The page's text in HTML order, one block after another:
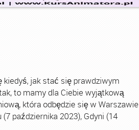
jak stać się prawdziwym
to mamy dla Ciebie wyjątkową
która odbędzie się w Warszawie
października 2023), Gdyni (14